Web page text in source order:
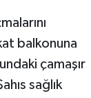
balkonuna
çamaşır
sağlık